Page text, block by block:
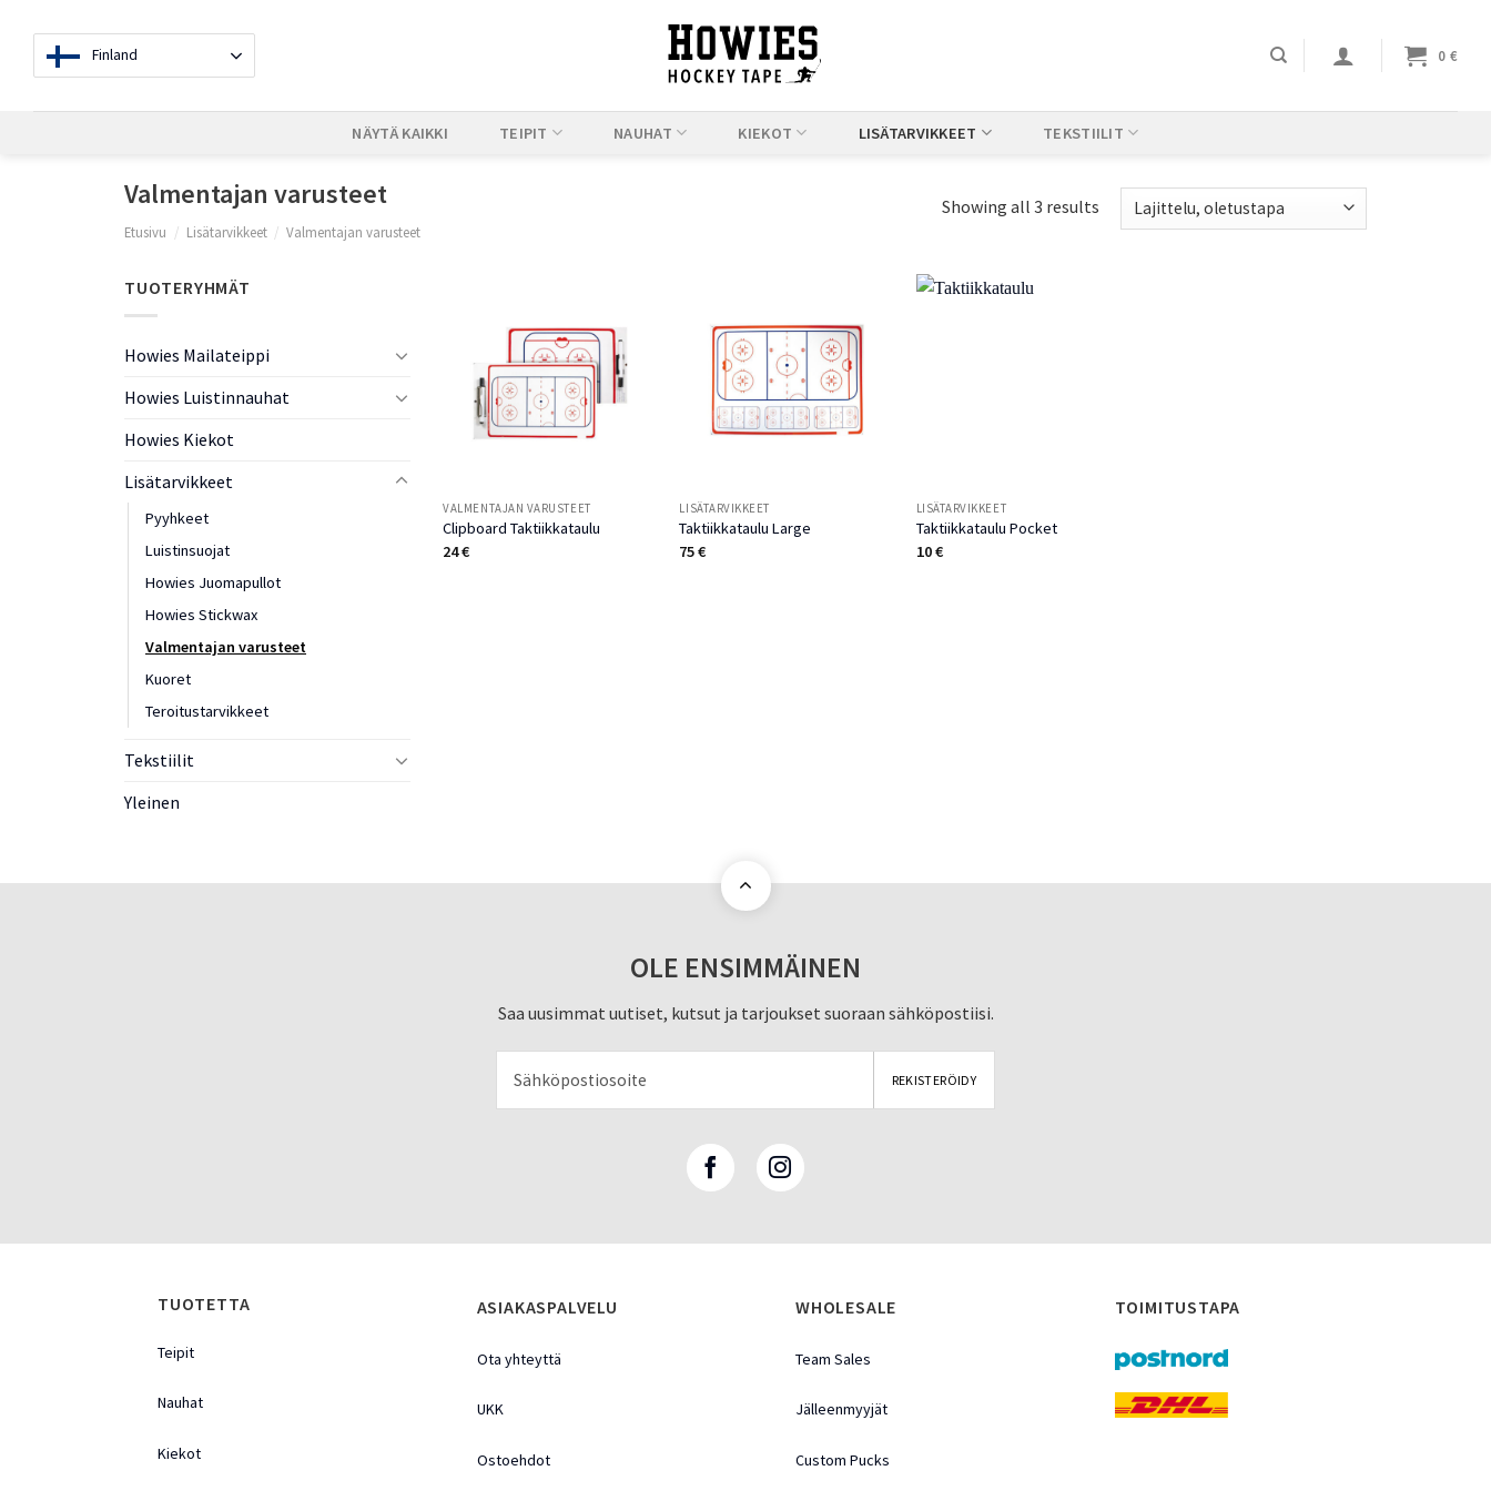
content
Finland 0 €
NÄYTÄ KAIKKI TEIPIT NAUHAT KIEKOT LISÄTARVIKKEET TEKSTIILIT
Valmentajan varusteet
Etusivu / Lisätarvikkeet / Valmentajan varusteet
Showing all 3 results
TUOTERYHMÄT
Howies Mailateippi
Howies Luistinnauhat
Howies Kiekot
Lisätarvikkeet
Pyyhkeet
Luistinsuojat
Howies Juomapullot
Howies Stickwax
Valmentajan varusteet
Kuoret
Teroitustarvikkeet
Tekstiilit
Yleinen
Add to
Wishlist
VALMENTAJAN VARUSTEET
Clipboard Taktiikkataulu
24€
Add to
Wishlist
LISÄTARVIKKEET
Taktiikkataulu Large
75€
LISÄTARVIKKEET
Taktiikkataulu Pocket
10€
OLE ENSIMMÄINEN
Saa uusimmat uutiset, kutsut ja tarjoukset suoraan sähköpostiisi.
TUOTETTA
Teipit
Nauhat
Kiekot
ASIAKASPALVELU
Ota yhteyttä
UKK
Ostoehdot
WHOLESALE
Team Sales
Jälleenmyyjät
Custom Pucks
TOIMITUSTAPA